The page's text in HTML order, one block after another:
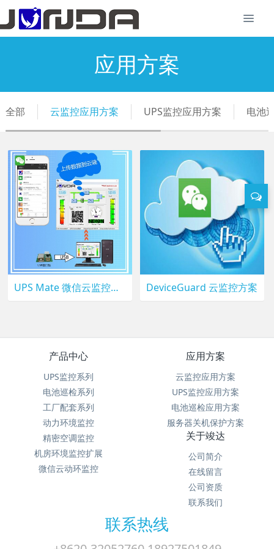
应用方案
全部 云监控应用方案 UPS监控应用方案 电池
UPS Mate 微信云监控监控方案 DeviceGuard 云监控方案
产品中心
UPS监控系列
电池巡检系列
工厂配套系列
动力环境监控
精密空调监控
机房环境监控扩展
微信云动环监控
应用方案
云监控应用方案
UPS监控应用方案
电池巡检应用方案
服务器关机保护方案
关于竣达
公司简介
在线留言
公司资质
联系我们
联系热线